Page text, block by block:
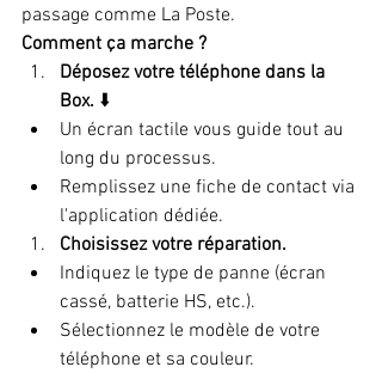
passage comme La Poste. ️
Comment ça marche ?
Déposez votre téléphone dans la
Box. ⬇️
Un écran tactile vous guide tout au
long du processus.
Remplissez une fiche de contact via
l'application dédiée.
Choisissez votre réparation.
Indiquez le type de panne (écran
cassé, batterie HS, etc.).
Sélectionnez le modèle de votre
téléphone et sa couleur.